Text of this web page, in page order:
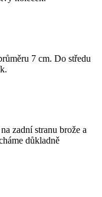
7 cm. Do středu
zadní stranu brože a
důkladně